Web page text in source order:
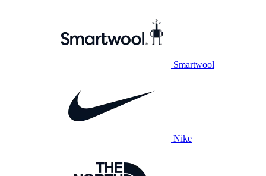
Smartwool
Nike